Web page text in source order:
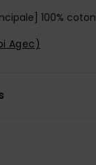
100% coton
Agec)